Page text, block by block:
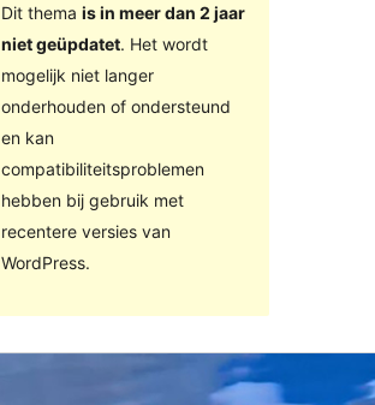
Dit thema is in meer dan 2 jaar
niet geüpdatet. Het wordt
mogelijk niet langer
onderhouden of ondersteund
en kan
compatibiliteitsproblemen
hebben bij gebruik met
recentere versies van
WordPress.